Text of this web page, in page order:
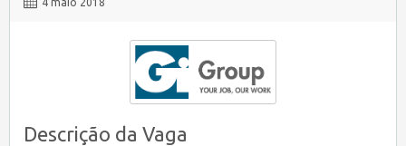
Descrição da Vaga